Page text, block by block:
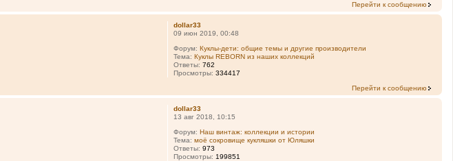
Перейти к сообщению
dollar33
09 июн 2019, 00:48
Форум:Куклы-дети: общие темы и другие производители
Тема:Куклы REBORN из наших коллекций
Ответы:762
Просмотры:334417
Перейти к сообщению
dollar33
13 авг 2018, 10:15
Форум:Наш винтаж: коллекции и истории
Тема:моё сокровище кукляшки от Юляшки
Ответы:973
Просмотры: 199851